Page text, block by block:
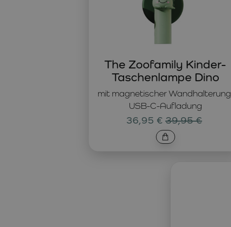
mit magnetischer Wandhalterung,
USB-C-Aufladung
The Zoofamily Kinder-
Taschenlampe Dino
36,95 € 39,95 €